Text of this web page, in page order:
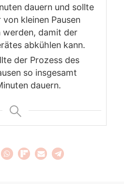
dauern und sollte
kleinen Pausen
werden, damit der
abkühlen kann.
der Prozess des
so insgesamt
dauern.